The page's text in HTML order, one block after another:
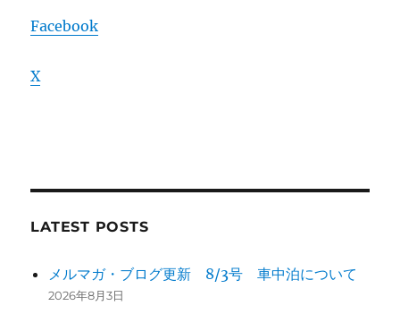
Facebook
X
LATEST POSTS
メルマガ・ブログ更新 8/3号 車中泊について
2026年8月3日